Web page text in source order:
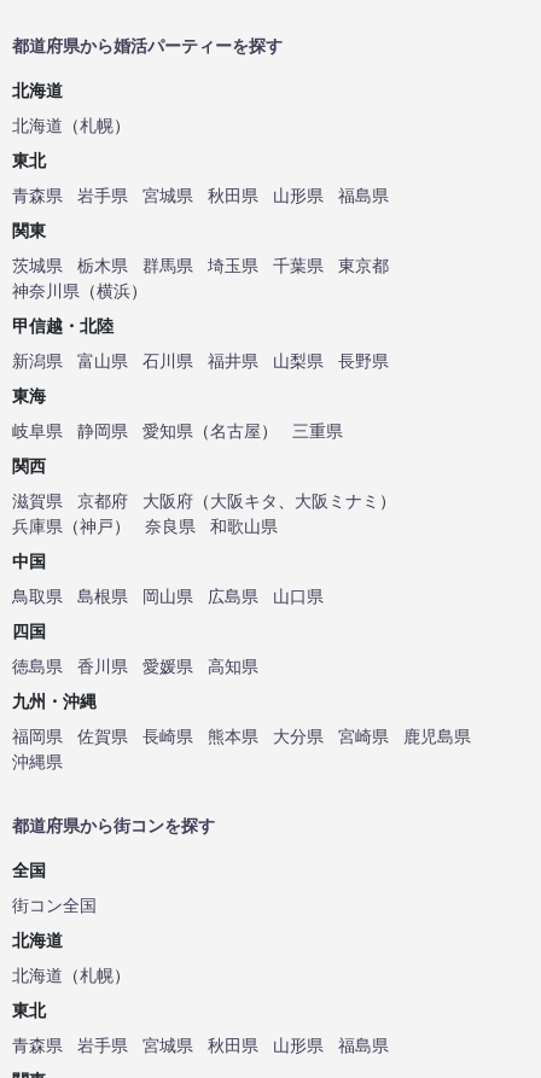
都道府県から婚活パーティーを探す
北海道
北海道 （札幌）
東北
青森県
岩手県 宮城県 秋田県 山形県
福島県
関東
茨城県
栃木県 群馬県 埼玉県 千葉県
東京都
神奈川県 （横浜）
甲信越・北陸
新潟県
富山県 石川県 福井県 山梨県
長野県
東海
岐阜県
静岡県 愛知県 （名古屋）
三重県
関西
滋賀県
京都府 大阪府 （大阪キタ 大阪ミナミ ）
兵庫県 （神戸） 奈良県
和歌山県
中国
鳥取県
島根県 岡山県 広島県
山口県
四国
徳島県
香川県 愛媛県
高知県
九州・沖縄
福岡県
佐賀県 長崎県 熊本県 大分県 宮崎県
鹿児島県
沖縄県
都道府県から街コンを探す
全国
街コン全国
北海道
北海道 （札幌）
東北
青森県
岩手県 宮城県 秋田県 山形県
福島県